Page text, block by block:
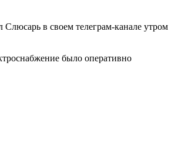
в своем телеграм-канале утром
было оперативно